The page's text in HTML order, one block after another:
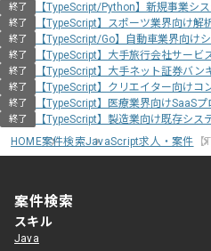
終了 【TypeScript/Python】新規事業シ
終了 【TypeScript】スポーツ業界向け
終了 【TypeScript/Go】自動車業界向け
終了 【TypeScript】大手旅行会社サービ
終了 【TypeScript】大手ネット証券バ
終了 【TypeScript】クリエイター向け
終了 【TypeScript】医療業界向けSaaS
終了
【TypeScript】製造業向け既存シ
HOME案件検索JavaScript求人・案件
案件検索
スキル
Java